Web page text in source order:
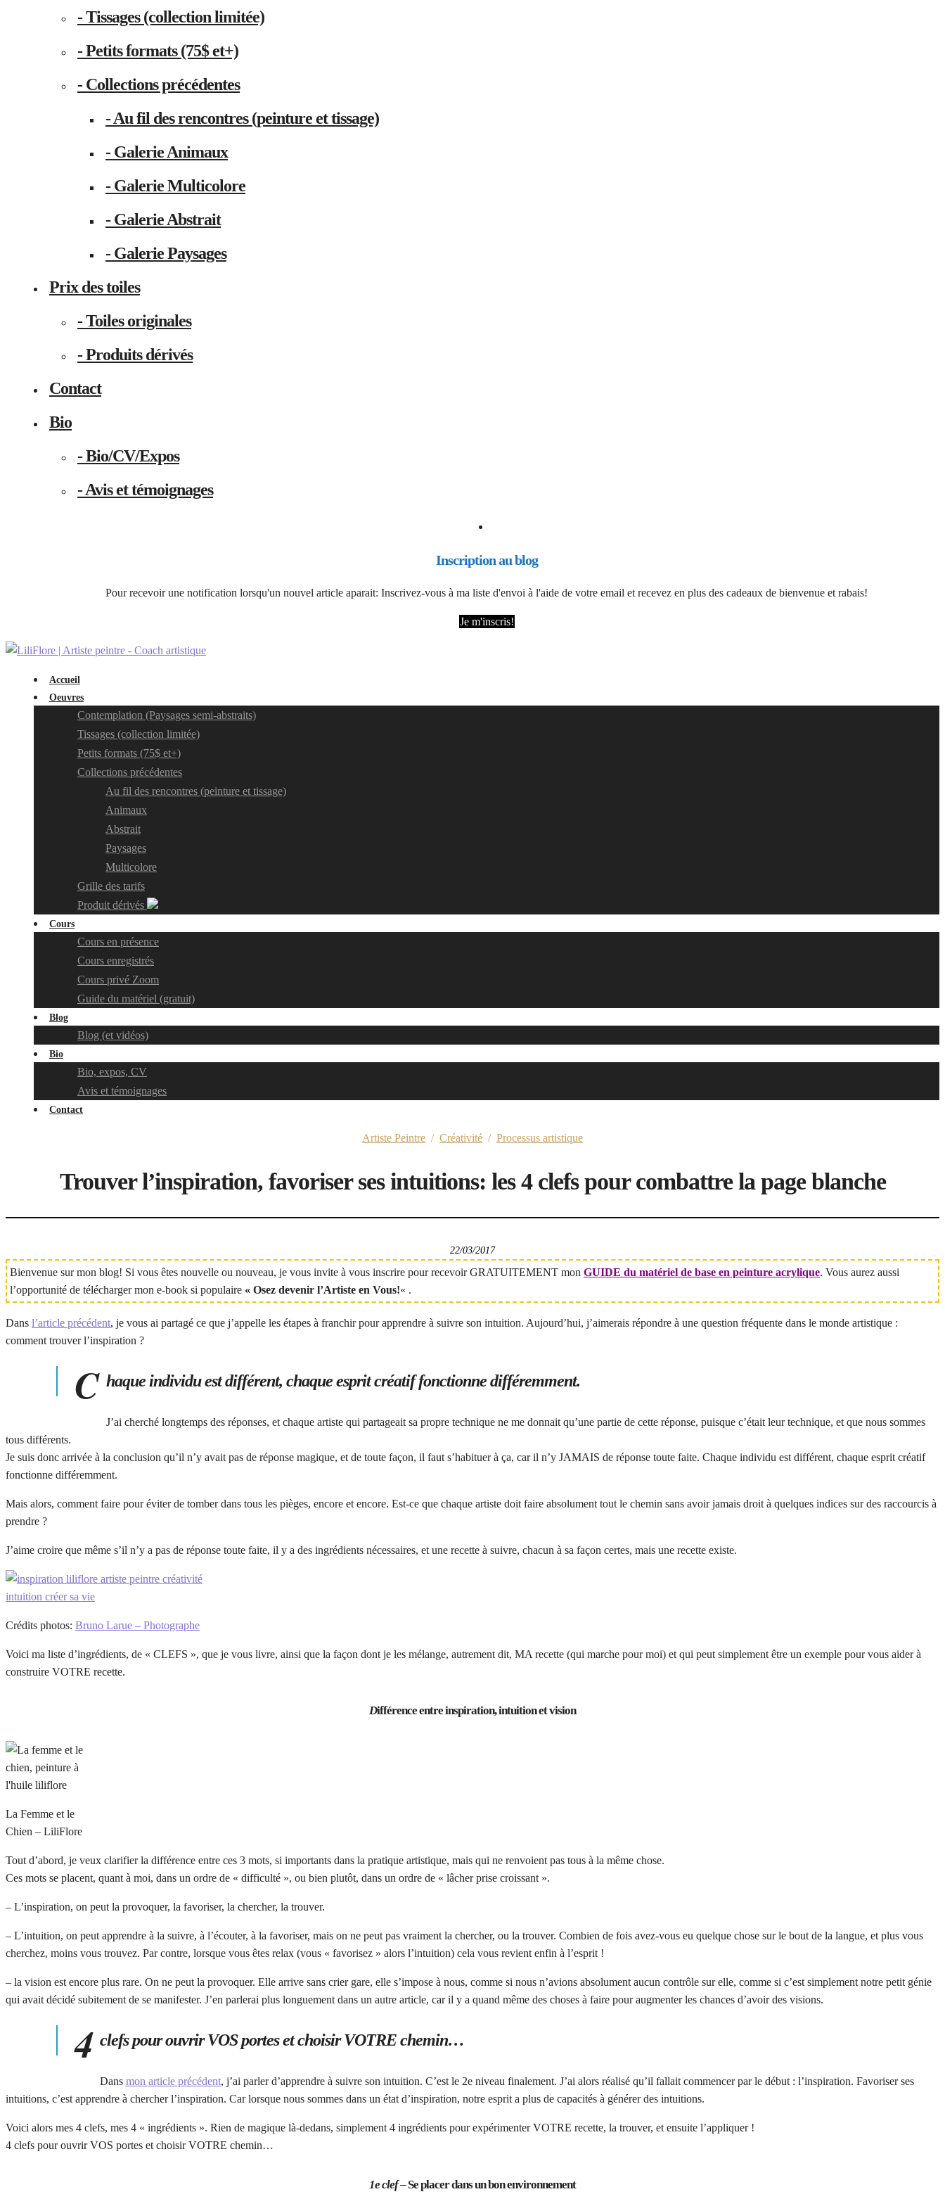
- Tissages (collection limitée)
- Petits formats (75$ et+)
- Collections précédentes
- Au fil des rencontres (peinture et tissage)
- Galerie Animaux
- Galerie Multicolore
- Galerie Abstrait
- Galerie Paysages
Prix des toiles
- Toiles originales
- Produits dérivés
Contact
Bio
- Bio/CV/Expos
- Avis et témoignages
Inscription au blog
Pour recevoir une notification lorsqu'un nouvel article aparait: Inscrivez-vous à ma liste d'envoi à l'aide de votre email et recevez en plus des cadeaux de bienvenue et rabais!
Je m'inscris!
Accueil
Oeuvres
Contemplation (Paysages semi-abstraits)
Tissages (collection limitée)
Petits formats (75$ et+)
Collections précédentes
Au fil des rencontres (peinture et tissage)
Animaux
Abstrait
Paysages
Multicolore
Grille des tarifs
Produit dérivés
Cours
Cours en présence
Cours enregistrés
Cours privé Zoom
Guide du matériel (gratuit)
Blog
Blog (et vidéos)
Bio
Bio, expos, CV
Avis et témoignages
Contact
Artiste Peintre / Créativité / Processus artistique
Trouver l’inspiration, favoriser ses intuitions: les 4 clefs pour combattre la page blanche
22/03/2017
Bienvenue sur mon blog! Si vous êtes nouvelle ou nouveau, je vous invite à vous inscrire pour recevoir GRATUITEMENT mon GUIDE du matériel de base en peinture acrylique. Vous aurez aussi
l’opportunité de télécharger mon e-book si populaire « Osez devenir l’Artiste en Vous!« .
Dans l’article précédent, je vous ai partagé ce que j’appelle les étapes à franchir pour apprendre à suivre son intuition. Aujourd’hui, j’aimerais répondre à une question fréquente dans le monde artistique :
comment trouver l’inspiration ?
C haque individu est différent, chaque esprit créatif fonctionne différemment.
J’ai cherché longtemps des réponses, et chaque artiste qui partageait sa propre technique ne me donnait qu’une partie de cette réponse, puisque c’était leur technique, et que nous sommes
tous différents.
Je suis donc arrivée à la conclusion qu’il n’y avait pas de réponse magique, et de toute façon, il faut s’habituer à ça, car il n’y JAMAIS de réponse toute faite. Chaque individu est différent, chaque esprit créatif
fonctionne différemment.
Mais alors, comment faire pour éviter de tomber dans tous les pièges, encore et encore. Est-ce que chaque artiste doit faire absolument tout le chemin sans avoir jamais droit à quelques indices sur des raccourcis à
prendre ?
J’aime croire que même s’il n’y a pas de réponse toute faite, il y a des ingrédients nécessaires, et une recette à suivre, chacun à sa façon certes, mais une recette existe.
Crédits photos: Bruno Larue – Photographe
Voici ma liste d’ingrédients, de « CLEFS », que je vous livre, ainsi que la façon dont je les mélange, autrement dit, MA recette (qui marche pour moi) et qui peut simplement être un exemple pour vous aider à
construire VOTRE recette.
Différence entre inspiration, intuition et vision
La Femme et le
Chien – LiliFlore
Tout d’abord, je veux clarifier la différence entre ces 3 mots, si importants dans la pratique artistique, mais qui ne renvoient pas tous à la même chose.
Ces mots se placent, quant à moi, dans un ordre de « difficulté », ou bien plutôt, dans un ordre de « lâcher prise croissant ».
– L’inspiration, on peut la provoquer, la favoriser, la chercher, la trouver.
– L’intuition, on peut apprendre à la suivre, à l’écouter, à la favoriser, mais on ne peut pas vraiment la chercher, ou la trouver. Combien de fois avez-vous eu quelque chose sur le bout de la langue, et plus vous
cherchez, moins vous trouvez. Par contre, lorsque vous êtes relax (vous « favorisez » alors l’intuition) cela vous revient enfin à l’esprit !
– la vision est encore plus rare. On ne peut la provoquer. Elle arrive sans crier gare, elle s’impose à nous, comme si nous n’avions absolument aucun contrôle sur elle, comme si c’est simplement notre petit génie
qui avait décidé subitement de se manifester. J’en parlerai plus longuement dans un autre article, car il y a quand même des choses à faire pour augmenter les chances d’avoir des visions.
4 clefs pour ouvrir VOS portes et choisir VOTRE chemin…
Dans mon article précédent, j’ai parler d’apprendre à suivre son intuition. C’est le 2e niveau finalement. J’ai alors réalisé qu’il fallait commencer par le début : l’inspiration. Favoriser ses
intuitions, c’est apprendre à chercher l’inspiration. Car lorsque nous sommes dans un état d’inspiration, notre esprit a plus de capacités à générer des intuitions.
Voici alors mes 4 clefs, mes 4 « ingrédients ». Rien de magique là-dedans, simplement 4 ingrédients pour expérimenter VOTRE recette, la trouver, et ensuite l’appliquer !
4 clefs pour ouvrir VOS portes et choisir VOTRE chemin…
1e clef–Se placer dans un bon environnement